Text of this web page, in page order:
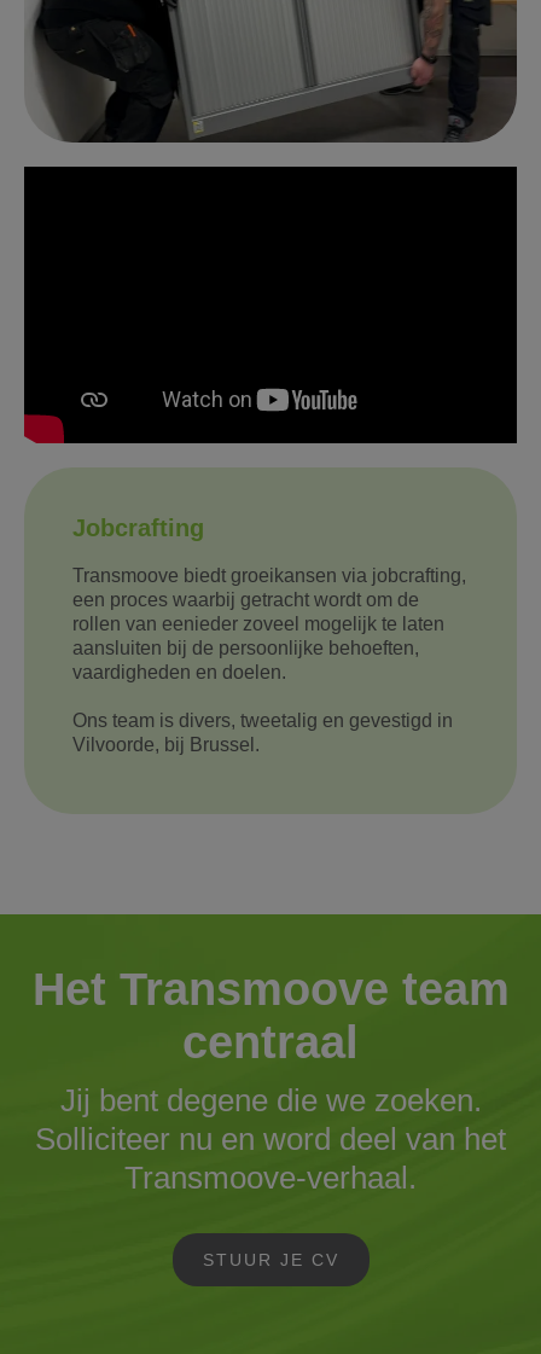
Jobcrafting
Transmoove biedt groeikansen via jobcrafting,
een proces waarbij getracht wordt om de
rollen van eenieder zoveel mogelijk te laten
aansluiten bij de persoonlijke behoeften,
vaardigheden en doelen.
Ons team is divers, tweetalig en gevestigd in
Vilvoorde, bij Brussel.
Het Transmoove team
centraal
Jij bent degene die we zoeken.
Solliciteer nu en word deel van het
Transmoove-verhaal.
STUUR JE CV